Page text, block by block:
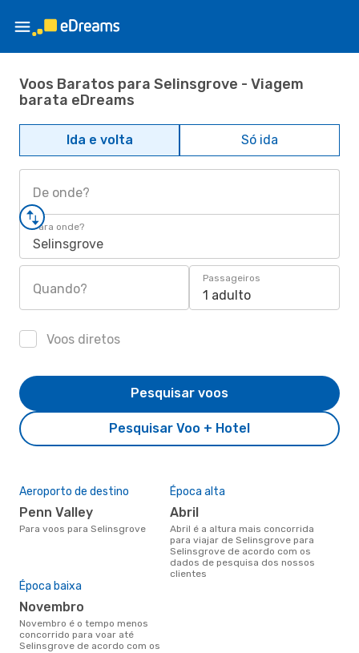
Voos Baratos para Selinsgrove - Viagem
barata eDreams
Ida e volta Só ida
De onde?
Para onde?
Selinsgrove
Quando?
Passageiros
1 adulto
Voos diretos
Pesquisar Voo + Hotel
Pesquisar voos
Aeroporto de destino
Penn Valley
Para voos para Selinsgrove
Época alta
abril
abril é a altura mais concorrida
para viajar de Selinsgrove para
Selinsgrove de acordo com os
dados de pesquisa dos nossos
clientes
Época baixa
novembro
novembro é o tempo menos
concorrido para voar até
Selinsgrove de acordo com os